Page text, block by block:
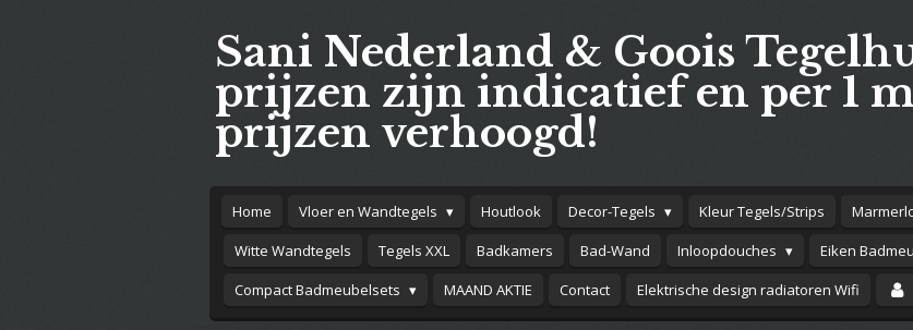
Sani Nederland & Goois
prijzen zijn indicatief en per 1
prijzen verhoogd!
Home Vloer en Wandtegels Houtlook Decor-Tegels Kleur Tegels/Strips
Witte Wandtegels
Tegels XXL Badkamers Bad-Wand Inloopdouches Eiken
Compact Badmeubelsets
MAAND AKTIE Contact Elektrische design radiatoren Wifi